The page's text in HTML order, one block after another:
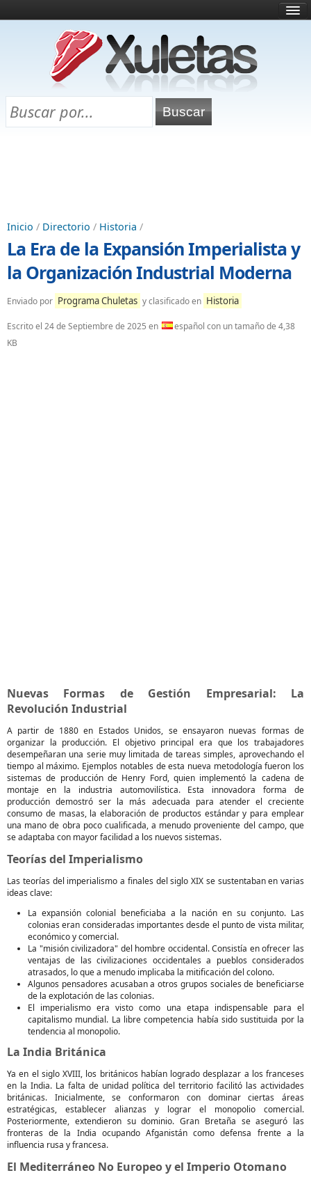
¿Qué es esto?
Directorio
Chuletas para exámenes
Inicio / Directorio / Historia /
La Era de la Expansión Imperialista y
la Organización Industrial Moderna
Enviado por Programa Chuletas y clasificado en Historia
Escrito el 24 de Septiembre de 2025 en
español con un tamaño de 4,38
KB
Nuevas Formas de Gestión Empresarial: La
Revolución Industrial
A partir de 1880 en Estados Unidos, se ensayaron nuevas formas de
organizar la producción. El objetivo principal era que los trabajadores
desempeñaran una serie muy limitada de tareas simples, aprovechando el
tiempo al máximo. Ejemplos notables de esta nueva metodología fueron los
sistemas de producción de Henry Ford, quien implementó la cadena de
montaje en la industria automovilística. Esta innovadora forma de
producción demostró ser la más adecuada para atender el creciente
consumo de masas, la elaboración de productos estándar y para emplear
una mano de obra poco cualificada, a menudo proveniente del campo, que
se adaptaba con mayor facilidad a los nuevos sistemas.
Teorías del Imperialismo
Las teorías del imperialismo a finales del siglo XIX se sustentaban en varias
ideas clave:
La expansión colonial beneficiaba a la nación en su conjunto. Las
colonias eran consideradas importantes desde el punto de vista militar,
económico y comercial.
La "misión civilizadora" del hombre occidental. Consistía en ofrecer las
ventajas de las civilizaciones occidentales a pueblos considerados
atrasados, lo que a menudo implicaba la mitificación del colono.
Algunos pensadores acusaban a otros grupos sociales de beneficiarse
de la explotación de las colonias.
El imperialismo era visto como una etapa indispensable para el
capitalismo mundial. La libre competencia había sido sustituida por la
tendencia al monopolio.
La India Británica
Ya en el siglo XVIII, los británicos habían logrado desplazar a los franceses
en la India. La falta de unidad política del territorio facilitó las actividades
británicas. Inicialmente, se conformaron con dominar ciertas áreas
estratégicas, establecer alianzas y lograr el monopolio comercial.
Posteriormente, extendieron su dominio. Gran Bretaña se aseguró las
fronteras de la India ocupando Afganistán como defensa frente a la
influencia rusa y francesa.
El Mediterráneo No Europeo y el Imperio Otomano